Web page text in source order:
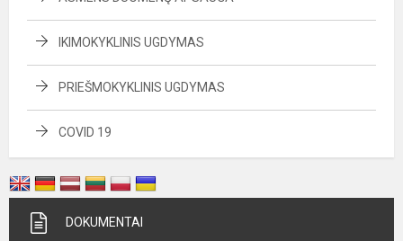
IKIMOKYKLINIS UGDYMAS
PRIEŠMOKYKLINIS UGDYMAS
COVID 19
DOKUMENTAI